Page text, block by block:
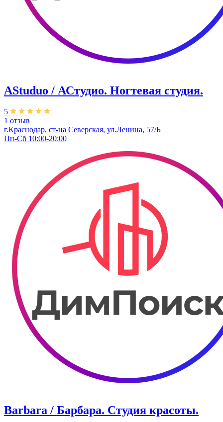
AStuduo / АСтудио. Ногтевая студия.
5
1 отзыв
г.Краснодар, ст-ца Северская, ул.Ленина, 57/Б
Пн-Сб 10:00-20:00
Barbara / Барбара. Студия красоты.